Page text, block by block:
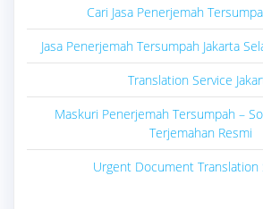
Cari Jasa Penerjemah
Jasa Penerjemah Tersumpah Jakarta
Translation Service
Maskuri Penerjemah Tersumpah –
Terjemahan Resmi
Urgent Document Translation